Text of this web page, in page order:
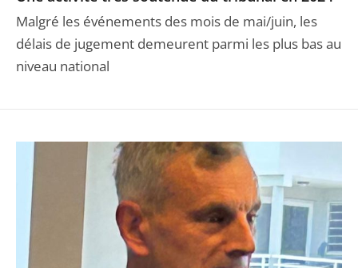
Malgré les événements des mois de mai/juin, les
délais de jugement demeurent parmi les plus bas au
niveau national